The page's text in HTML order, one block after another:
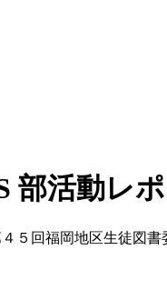
部活動レ
５回福岡地区生徒図書